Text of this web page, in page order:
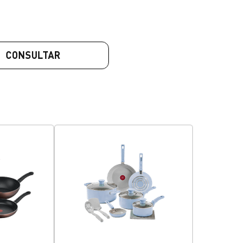
CONSULTAR